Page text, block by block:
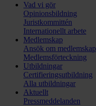
Vad vi gör
Opinionsbildning
Juristkommittén
Internationellt arbete
Medlemskap
Ansök om medlemskap
Medlemsförteckning
Utbildningar
Certifieringsutbildning
Alla utbildningar
Aktuellt
Pressmeddelanden